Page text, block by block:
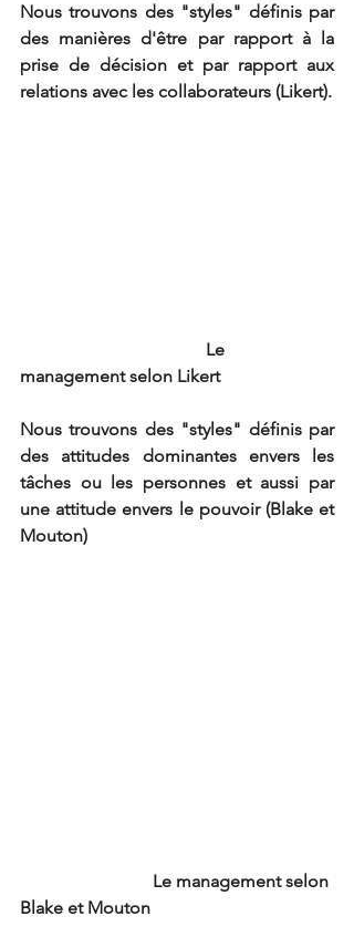
Nous trouvons des "styles" définis par
des manières d'être par rapport à la
prise de décision et par rapport aux
relations avec les collaborateurs (Likert).
management selon Likert
Nous trouvons des "styles" définis par
des attitudes dominantes envers les
tâches ou les personnes et aussi par
une attitude envers le pouvoir (Blake et
Mouton)
Blake et Mouton